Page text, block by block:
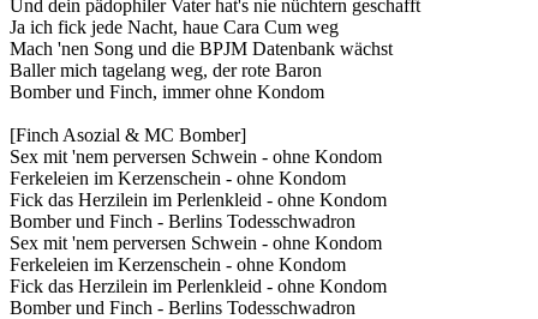
Und dein pädophiler Vater hat's nie nüchtern geschafft
Ja ich fick jede Nacht, haue Cara Cum weg
Mach 'nen Song und die BPJM Datenbank wächst
Baller mich tagelang weg, der rote Baron
Bomber und Finch, immer ohne Kondom
[Finch Asozial & MC Bomber]
Sex mit 'nem perversen Schwein - ohne Kondom
Ferkeleien im Kerzenschein - ohne Kondom
Fick das Herzilein im Perlenkleid - ohne Kondom
Bomber und Finch - Berlins Todesschwadron
Sex mit 'nem perversen Schwein - ohne Kondom
Ferkeleien im Kerzenschein - ohne Kondom
Fick das Herzilein im Perlenkleid - ohne Kondom
Bomber und Finch - Berlins Todesschwadron